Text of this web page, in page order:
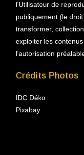
l’Utilisateur de
publiquement (le
transformer,
exploiter les
l’autorisation
Crédits Photos
IDC Déko
Pixabay